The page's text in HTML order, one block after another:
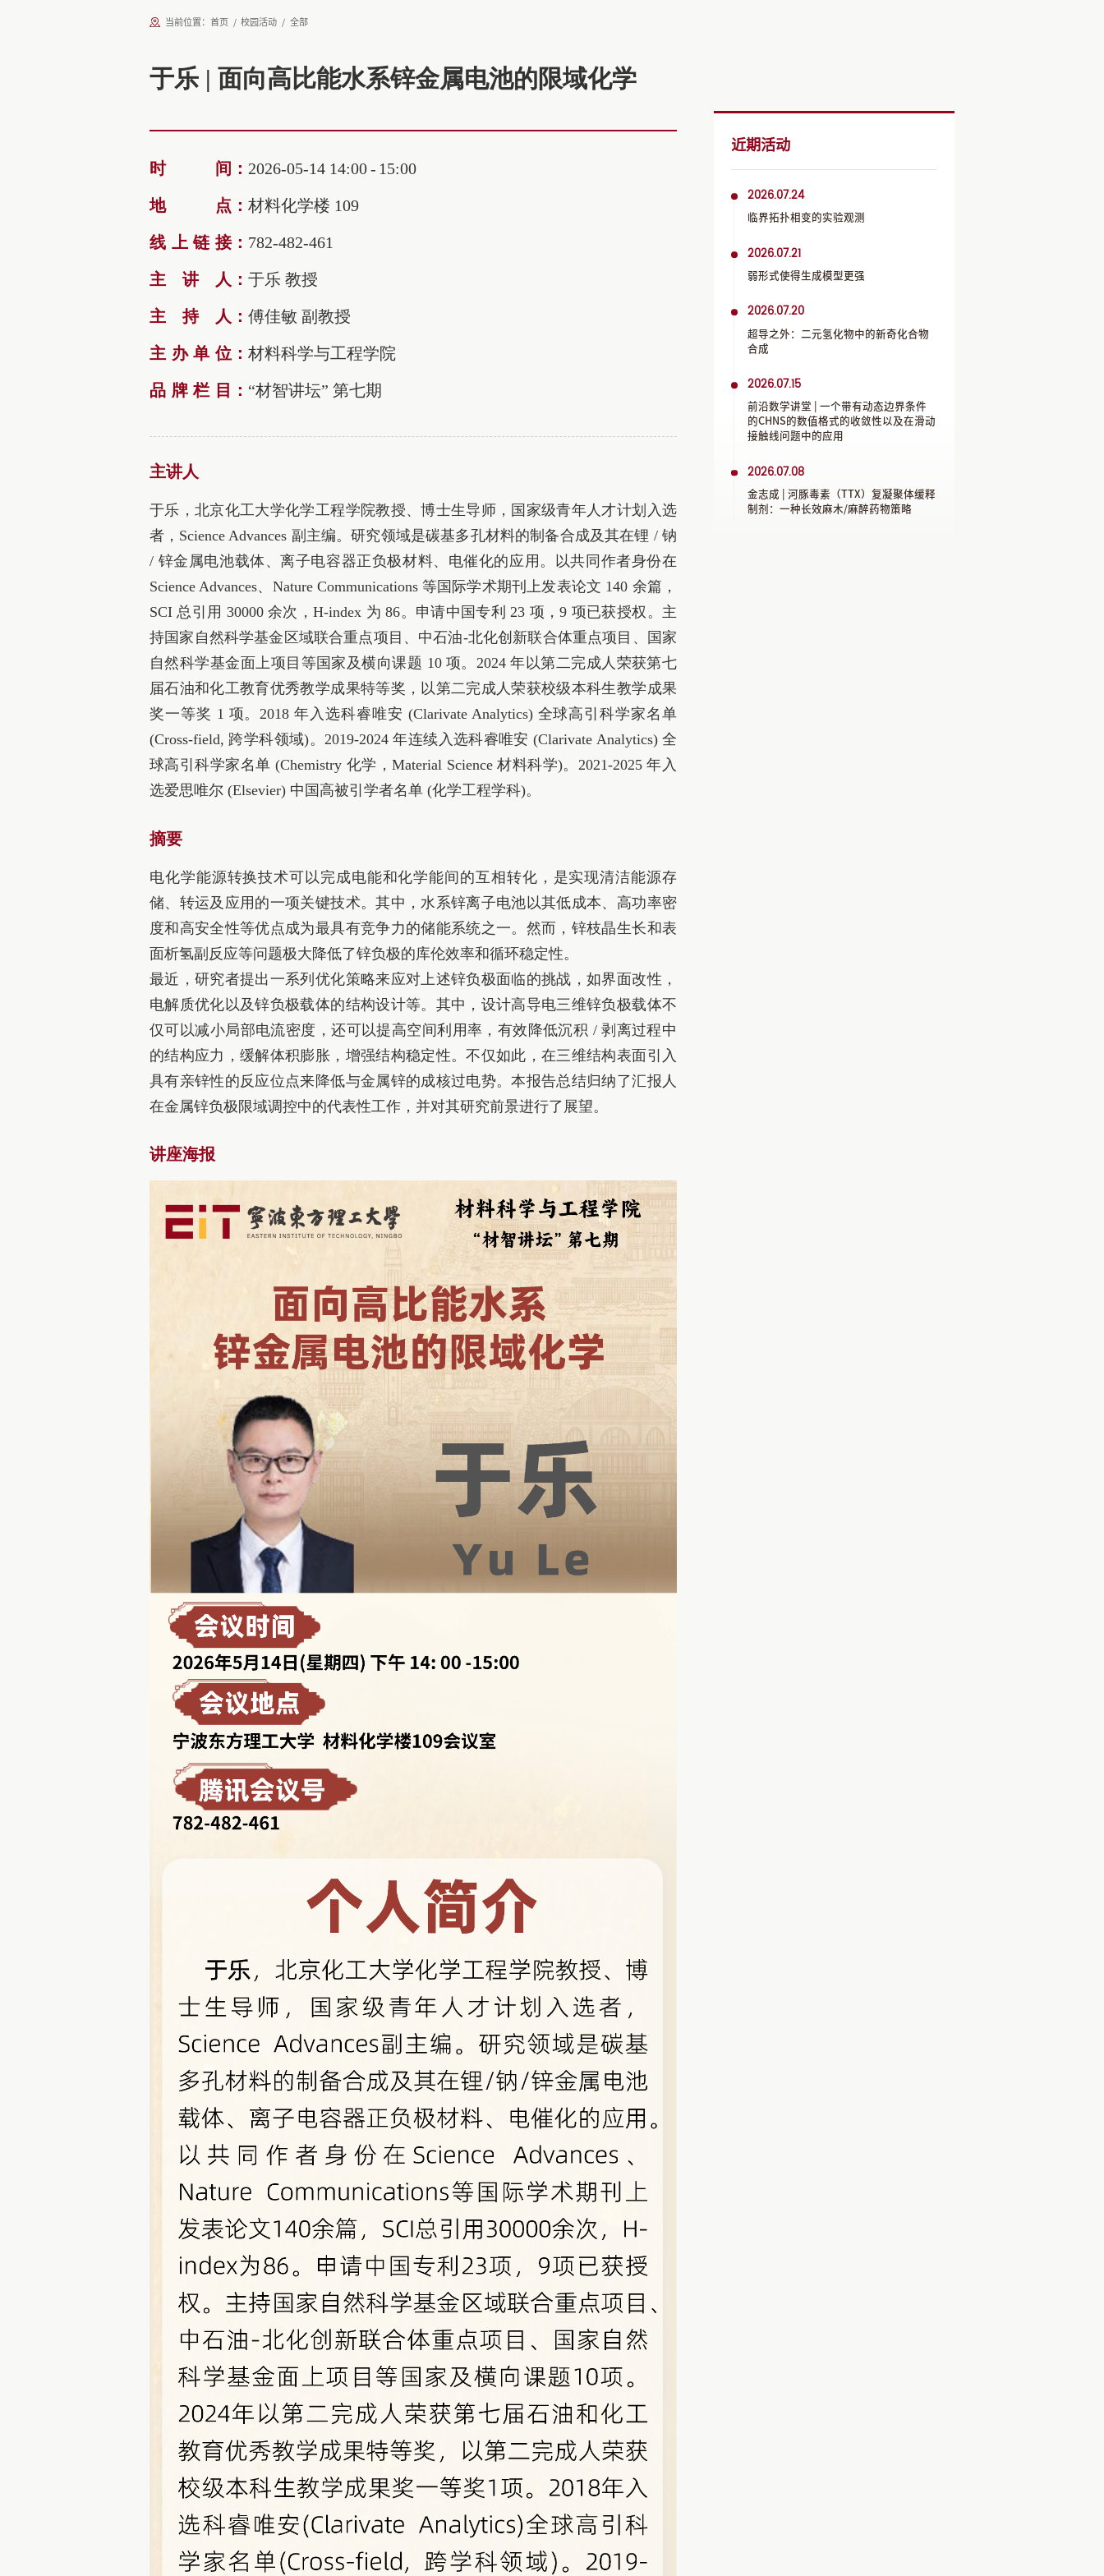
当前位置： 首页 校园活动 全部
于乐 | 面向高比能水系锌金属电池的限域化学
时间 ： 2026-05-14 14:00 15:00
地点 ： 材料化学楼 109
线上链接： 782‑482‑461
主讲人 ： 于乐 教授
主持人 ： 傅佳敏 副教授
主办单位 ： 材料科学与工程学院
品牌栏目 ： “材智讲坛” 第七期
主讲人
于乐，北京化工大学化学工程学院教授、博士生导师，国家级青年人才计划入选
者，Science Advances 副主编。研究领域是碳基多孔材料的制备合成及其在锂 / 钠
/ 锌金属电池载体、离子电容器正负极材料、电催化的应用。以共同作者身份在
Science Advances、Nature Communications 等国际学术期刊上发表论文 140 余篇，
SCI 总引用 30000 余次，H‑index 为 86。申请中国专利 23 项，9 项已获授权。主
持国家自然科学基金区域联合重点项目、中石油‑北化创新联合体重点项目、国家
自然科学基金面上项目等国家及横向课题 10 项。2024 年以第二完成人荣获第七
届石油和化工教育优秀教学成果特等奖，以第二完成人荣获校级本科生教学成果
奖一等奖 1 项。2018 年入选科睿唯安 (Clarivate Analytics) 全球高引科学家名单
(Cross‑field, 跨学科领域)。2019‑2024 年连续入选科睿唯安 (Clarivate Analytics) 全
球高引科学家名单 (Chemistry 化学，Material Science 材料科学)。2021‑2025 年入
选爱思唯尔 (Elsevier) 中国高被引学者名单 (化学工程学科)。
摘要
电化学能源转换技术可以完成电能和化学能间的互相转化，是实现清洁能源存
储、转运及应用的一项关键技术。其中，水系锌离子电池以其低成本、高功率密
度和高安全性等优点成为最具有竞争力的储能系统之一。然而，锌枝晶生长和表
面析氢副反应等问题极大降低了锌负极的库伦效率和循环稳定性。
最近，研究者提出一系列优化策略来应对上述锌负极面临的挑战，如界面改性，
电解质优化以及锌负极载体的结构设计等。其中，设计高导电三维锌负极载体不
仅可以减小局部电流密度，还可以提高空间利用率，有效降低沉积 / 剥离过程中
的结构应力，缓解体积膨胀，增强结构稳定性。不仅如此，在三维结构表面引入
具有亲锌性的反应位点来降低与金属锌的成核过电势。本报告总结归纳了汇报人
在金属锌负极限域调控中的代表性工作，并对其研究前景进行了展望。
讲座海报
近期活动
2026.07.24
临界拓扑相变的实验观测
2026.07.21
弱形式使得生成模型更强
2026.07.20
超导之外：二元氢化物中的新奇化合物
合成
2026.07.15
前沿数学讲堂 | 一个带有动态边界条件
的CHNS的数值格式的收敛性以及在滑动
接触线问题中的应用
2026.07.08
金志成 | 河豚毒素（TTX）复凝聚体缓释
制剂：一种长效麻木/麻醉药物策略